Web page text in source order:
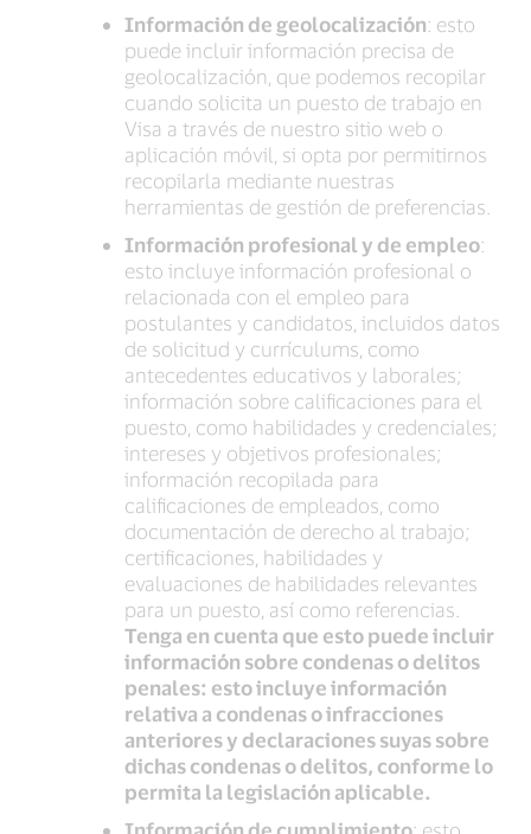
Información de geolocalización: esto
puede incluir información precisa de
geolocalización, que podemos recopilar
cuando solicita un puesto de trabajo en
Visa a través de nuestro sitio web o
aplicación móvil, si opta por permitirnos
recopilarla mediante nuestras
herramientas de gestión de preferencias.
Información profesional y de empleo:
esto incluye información profesional o
relacionada con el empleo para
postulantes y candidatos, incluidos datos
de solicitud y currículums, como
antecedentes educativos y laborales;
información sobre calificaciones para el
puesto, como habilidades y credenciales;
intereses y objetivos profesionales;
información recopilada para
calificaciones de empleados, como
documentación de derecho al trabajo;
certificaciones, habilidades y
evaluaciones de habilidades relevantes
para un puesto, así como referencias.
Tenga en cuenta que esto puede incluir
información sobre condenas o delitos
penales: esto incluye información
relativa a condenas o infracciones
anteriores y declaraciones suyas sobre
dichas condenas o delitos, conforme lo
permita la legislación aplicable.
Información de cumplimiento: esto